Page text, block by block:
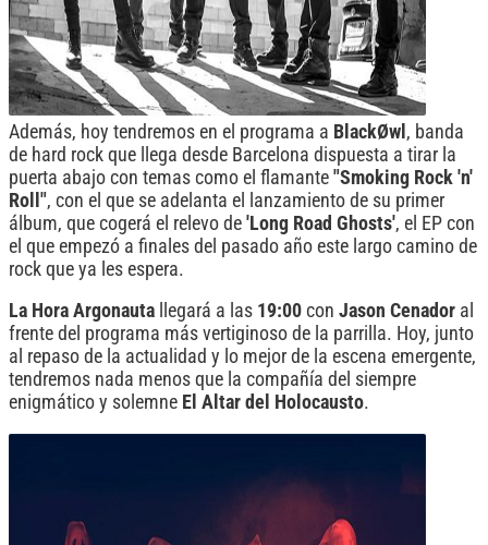
Además, hoy tendremos en el programa a BlackØwl , banda
de hard rock que llega desde Barcelona dispuesta a tirar la
puerta abajo con temas como el flamante "Smoking Rock 'n'
Roll", con el que se adelanta el lanzamiento de su primer
álbum, que cogerá el relevo de 'Long Road Ghosts', el EP con
el que empezó a finales del pasado año este largo camino de
rock que ya les espera.
La Hora Argonauta llegará a las 19:00 con Jason Cenador al
frente del programa más vertiginoso de la parrilla. Hoy, junto
al repaso de la actualidad y lo mejor de la escena emergente,
tendremos nada menos que la compañía del siempre
enigmático y solemne El Altar del Holocausto.